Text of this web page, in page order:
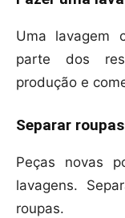
Uma lavagem
parte dos
produção e
Separar
Peças novas
lavagens.
roupas.